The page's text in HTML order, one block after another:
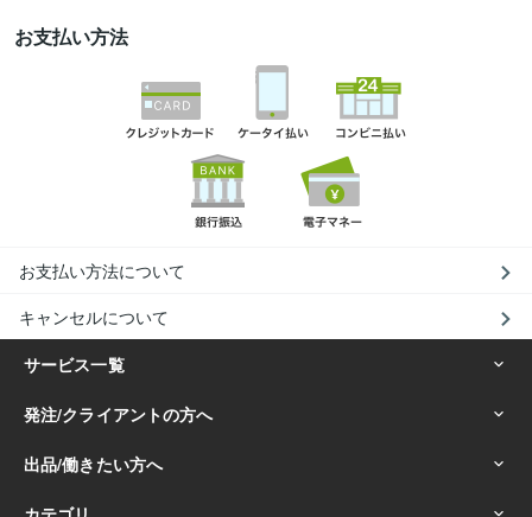
お支払い方法
お支払い方法について
キャンセルについて